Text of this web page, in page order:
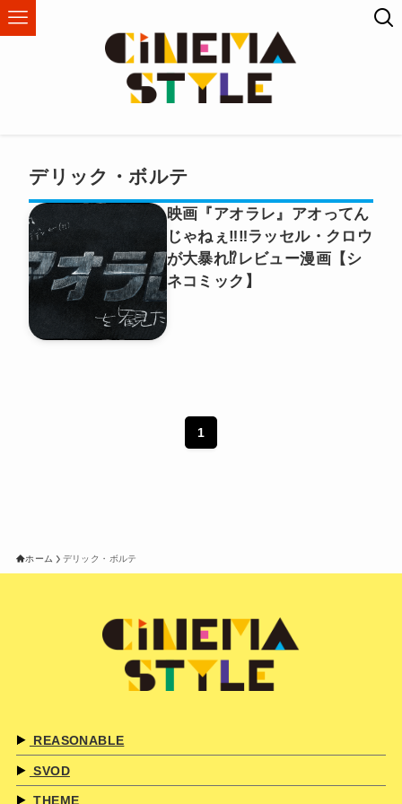
デリック・ボルテ
映画『アオラレ』アオってん
じゃねぇ‼️‼️ラッセル・クロウ
が大暴れ⁉︎レビュー漫画【シ
ネコミック】
1
ホーム デリック・ボルテ
REASONABLE
SVOD
THEME